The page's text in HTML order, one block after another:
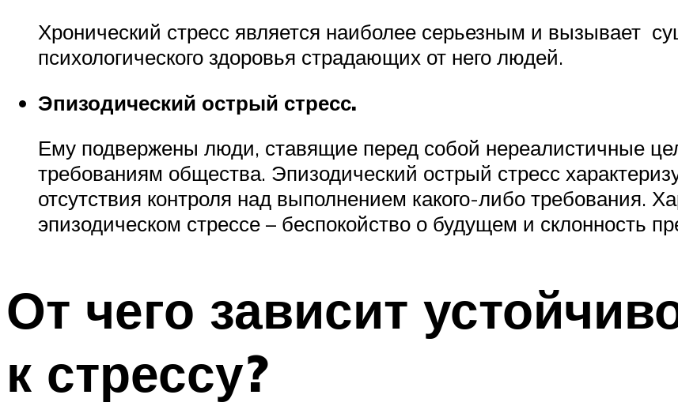
Хронический стресс является наиболее серьезным и вызывает
психологического здоровья страдающих от него людей.
Эпизодический острый стресс.
Ему подвержены люди, ставящие перед собой нереалистичные
требованиям общества. Эпизодический острый стресс
отсутствия контроля над выполнением какого-либо требования.
эпизодическом стрессе – беспокойство о будущем и склонность
От чего зависит
к стрессу?